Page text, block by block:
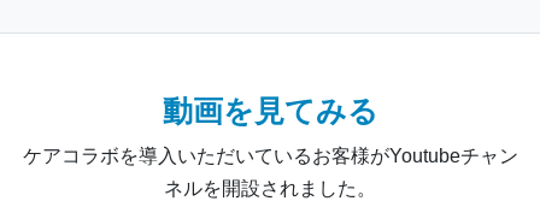
動画を見てみる
ケアコラボを導入いただいているお客様がYoutubeチャン
ネルを開設されました。